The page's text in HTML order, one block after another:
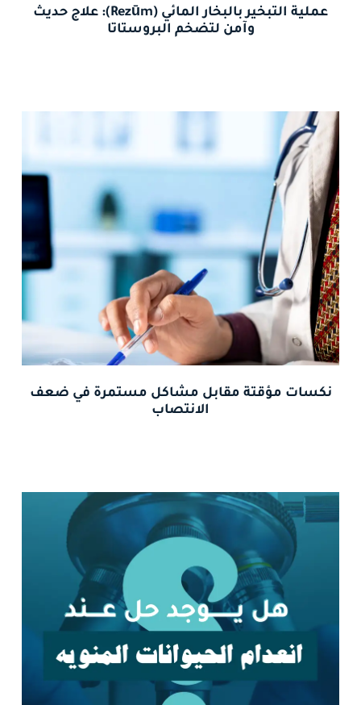
عملية التبخير بالبخار المائي (Rezūm): علاج حديث
وآمن لتضخم البروستاتا
نكسات مؤقتة مقابل مشاكل مستمرة في ضعف
الانتصاب